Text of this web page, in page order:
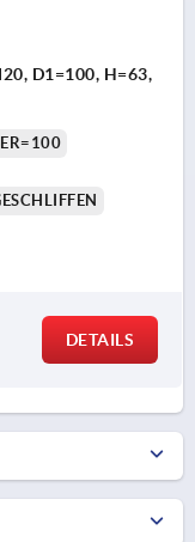
D1=100, H=63,
DETAILS